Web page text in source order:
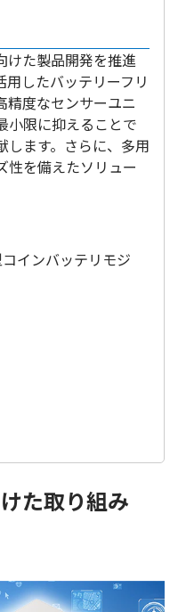
けた製品開発を推進
用したバッテリーフリ
精度なセンサーユニ
小限に抑えることで
します。さらに、多用
性を備えたソリュー
インバッテリモジ
た取り組み